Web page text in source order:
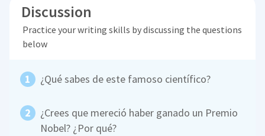
Discussion
Practice your writing skills by discussing the questions
below
¿Qué sabes de este famoso científico?
¿Crees que mereció haber ganado un Premio
Nobel? ¿Por qué?